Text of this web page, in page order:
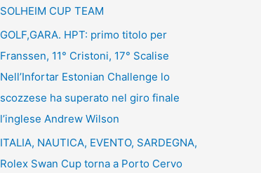
SOLHEIM CUP TEAM
GOLF,GARA. HPT: primo titolo per
Franssen, 11° Cristoni, 17° Scalise
Nell’Infortar Estonian Challenge lo
scozzese ha superato nel giro finale
l’inglese Andrew Wilson
ITALIA, NAUTICA, EVENTO, SARDEGNA,
Rolex Swan Cup torna a Porto Cervo